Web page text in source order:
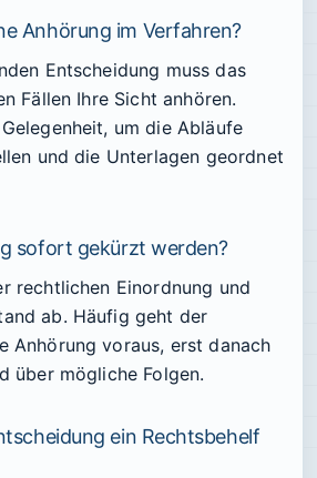
Anhörung im Verfahren?
Entscheidung muss das
Fällen Ihre Sicht anhören.
um die Abläufe
und die Unterlagen geordnet
sofort gekürzt werden?
rechtlichen Einordnung und
ab. Häufig geht der
Anhörung voraus, erst danach
über mögliche Folgen.
ein Rechtsbehelf